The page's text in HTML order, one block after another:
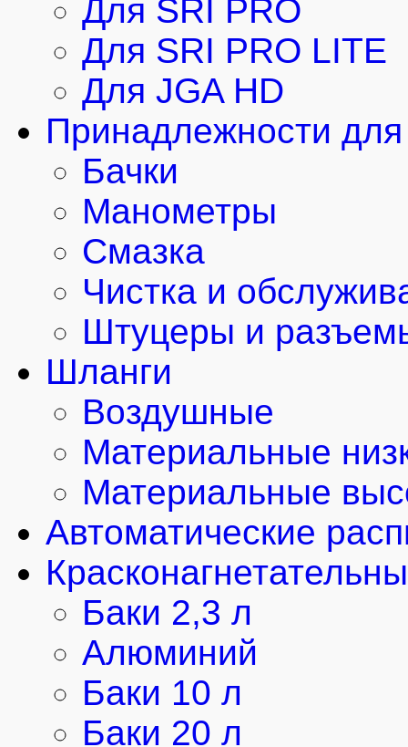
Для SRI PRO
Для SRI PRO LITE
Для JGA HD
Принадлежности для
Бачки
Манометры
Смазка
Чистка и
Штуцеры и
Шланги
Воздушные
Материальные
Материальные
Автоматические
Баки 2,3 л
Алюминий
Баки 10 л
Баки 20 л